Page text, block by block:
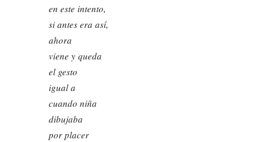
en este intento,
si antes era así,
ahora
viene y queda
el gesto
igual a
cuando niña
dibujaba
por placer